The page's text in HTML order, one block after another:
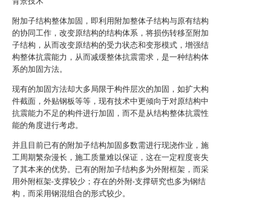
附加子结构整体加固，即利用附加整体子结构与原有结构
的协同工作，改变原结构的结构体系，将损伤转移至附加
子结构，从而改变原结构的受力状态和变形模式，增强结
构整体抗震能力，从而减缓整体抗震需求，是一种结构体
系的加固方法。
现有的加固方法却大多局限于构件层次的加固，如扩大构
件截面，外贴钢板等等，现有技术中更倾向于对原结构中
抗震能力不足的构件进行加固，而不是从结构整体抗震性
能的角度进行考虑。
并且目前已有的附加子结构加固多数需进行现浇作业，施
工周期繁杂漫长，施工质量难以保证，这在一定程度丧失
了其本来的优势。已有的附加子结构多为外附框架，而采
用外附框架-支撑较少；存在的外附-支撑研究也多为钢结
构，而采用钢混组合的形式较少。